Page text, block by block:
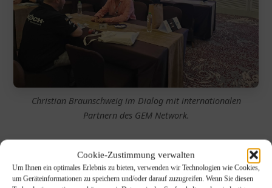
Cookie-Zustimmung verwalten
Um Ihnen ein optimales Erlebnis zu bieten, verwenden wir Technologien wie Cookies,
um Geräteinformationen zu speichern und/oder darauf zuzugreifen. Wenn Sie diesen
Christian Braunschweig im Dialog mit internationalen
Partnern des GEM Network.